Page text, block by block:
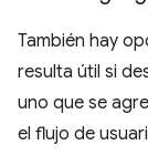
También hay
resulta útil si
uno que se
el flujo de